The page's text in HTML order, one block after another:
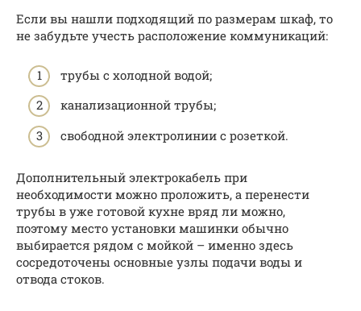
Если вы нашли подходящий по размерам шкаф, то
не забудьте учесть расположение коммуникаций:
трубы с холодной водой;
канализационной трубы;
свободной электролинии с розеткой.
Дополнительный электрокабель при
необходимости можно проложить, а перенести
трубы в уже готовой кухне вряд ли можно,
поэтому место установки машинки обычно
выбирается рядом с мойкой – именно здесь
сосредоточены основные узлы подачи воды и
отвода стоков.